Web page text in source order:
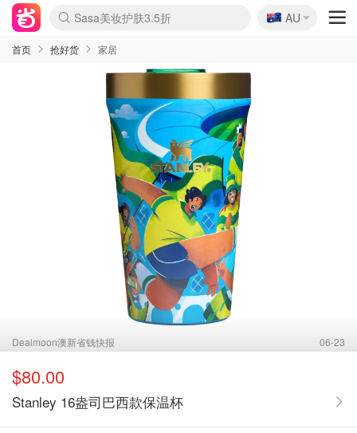
lululemon折扣上新
Sasa美妆护肤3.5折
SSENSE年中2.5折
FreshBeauty好价汇总
Cettire降价+叠9折
WWS Coles超市实拍
viagogo二手票捡漏
Myer超级周末
The Outnet奢牌1折起
David Jones 3折起
Flannels大牌1折
Perfumes Club护肤1折
AMIRO面罩$251
Amazon折扣汇总
eToro入金$200送$50
Amazon数码好物
ICONIC本周7.5折
ThedoubleF高奢地板价
Moose Knuckles 6折
丝芙兰5折起
EUFY摄像头$98
Selenichast首饰2折
Trip机票酒店促销
YSL送5件彩妆礼
Amazon家居好物
Amazon美妆护肤
雅漾大喷$8
过敏原检测盒$33
伊索独家赠50ml沐浴露
科颜氏高保湿面霜$29
SEALIFE海洋馆门票6折
丝塔芙大白罐$16
订阅Newsletter送香薰
Cult Beauty 6.8折
Harrods圣诞日历$525
LN-CC奢牌私促3折
d'Alba空姐喷雾$16
EVE LOM套装£56
Bernardelli独家4折
Adore Beauty 6折起
CT圣诞日历
Mytheresa奢品2.7折
Luxury Escapes 9折
Currentbody美容仪$881
MOON Garden Live
Roborock扫地机$649
Tingo Life水杯$24
Valentino官网5折
CR洗护套装$23
修丽可4件套$159
Myer彩妆2件7折
GANNI官网4.5折
Stylevana韩妆4折
Tessabit高奢8.5折
OGX洗发水$11
Amazon阿德莱德次日达
卡诗8.5折+赠礼
Philips Hue灯具8折
🇦🇺
AU
首页 抢好货 家居
Dealmoon澳新省钱快报 06-23
$80.00
Stanley 16盎司巴西款保温杯